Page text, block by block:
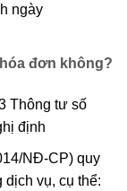
ngày
đơn không?
Thông tư số
định
NĐ-CP) quy
vụ, cụ thể: